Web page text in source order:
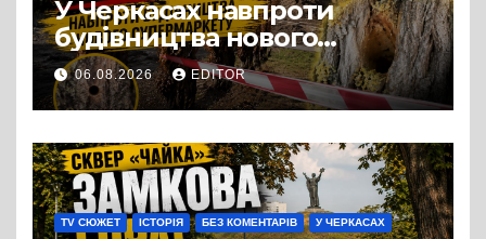
У Черкасах навпроти
будівництва нового
супермаркету VARUS на
проспекті Перемоги всохли
дерева. І це навряд чи
можна назвати
випадковістю
06.08.2026 EDITOR
TV СЮЖЕТ ІСТОРІЯ БЕЗ КОМЕНТАРІВ У ЧЕРКАСАХ